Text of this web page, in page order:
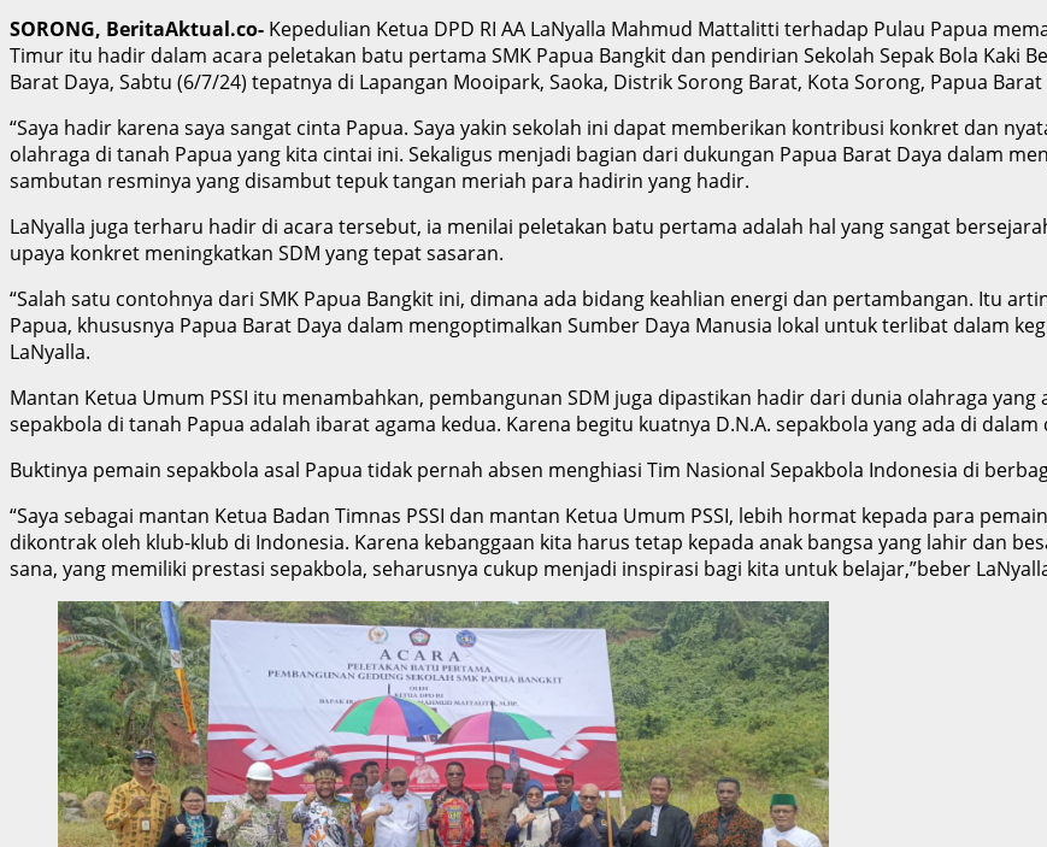
SORONG, BeritaAktual.co- Kepedulian Ketua DPD RI AA LaNyalla Mahmud Mattalitti terhadap Pulau Papua
Timur itu hadir dalam acara peletakan batu pertama SMK Papua Bangkit dan pendirian Sekolah Sepak Bola Kaki
Barat Daya, Sabtu (6/7/24) tepatnya di Lapangan Mooipark, Saoka, Distrik Sorong Barat, Kota Sorong, Papua Barat
“Saya hadir karena saya sangat cinta Papua. Saya yakin sekolah ini dapat memberikan kontribusi konkret dan
olahraga di tanah Papua yang kita cintai ini. Sekaligus menjadi bagian dari dukungan Papua Barat Daya dalam
sambutan resminya yang disambut tepuk tangan meriah para hadirin yang hadir.
LaNyalla juga terharu hadir di acara tersebut, ia menilai peletakan batu pertama adalah hal yang sangat
upaya konkret meningkatkan SDM yang tepat sasaran.
“Salah satu contohnya dari SMK Papua Bangkit ini, dimana ada bidang keahlian energi dan pertambangan. Itu
Papua, khususnya Papua Barat Daya dalam mengoptimalkan Sumber Daya Manusia lokal untuk terlibat dalam
LaNyalla.
Mantan Ketua Umum PSSI itu menambahkan, pembangunan SDM juga dipastikan hadir dari dunia olahraga yang
sepakbola di tanah Papua adalah ibarat agama kedua. Karena begitu kuatnya D.N.A. sepakbola yang ada di dalam
Buktinya pemain sepakbola asal Papua tidak pernah absen menghiasi Tim Nasional Sepakbola Indonesia di
“Saya sebagai mantan Ketua Badan Timnas PSSI dan mantan Ketua Umum PSSI, lebih hormat kepada para
dikontrak oleh klub-klub di Indonesia. Karena kebanggaan kita harus tetap kepada anak bangsa yang lahir dan
sana, yang memiliki prestasi sepakbola, seharusnya cukup menjadi inspirasi bagi kita untuk belajar,”beber